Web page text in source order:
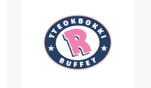
Tiện ích
Liên hệ